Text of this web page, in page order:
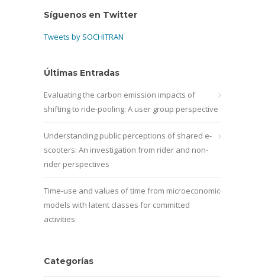
Síguenos en Twitter
Tweets by SOCHITRAN
Últimas Entradas
Evaluating the carbon emission impacts of
shifting to ride-pooling: A user group perspective
Understanding public perceptions of shared e-
scooters: An investigation from rider and non-
rider perspectives
Time-use and values of time from microeconomic
models with latent classes for committed
activities
Categorías